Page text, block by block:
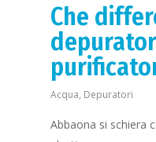
Che
Acqua, Depuratori
Abbaona si schiera